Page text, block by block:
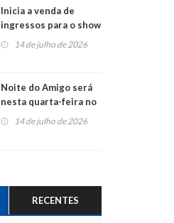
Inicia a venda de
ingressos para o show
do Jota Quest nos 45
anos da Sicredi Ouro
14 de julho de 2026
Noite do Amigo será
nesta quarta-feira no
Centro de Cultura de
14 de julho de 2026
RECENTES